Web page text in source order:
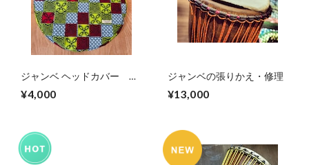
ジャンベ ヘッドカバー 大
¥4,000
ジャンベの張りかえ・修理
¥13,000